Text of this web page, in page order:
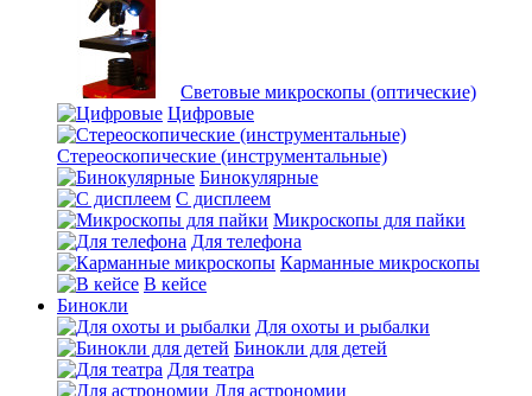
Световые микроскопы (оптические)
Цифровые
Стереоскопические (инструментальные)
Бинокулярные
С дисплеем
Микроскопы для пайки
Для телефона
Карманные микроскопы
В кейсе
Бинокли
Для охоты и рыбалки
Бинокли для детей
Для театра
Для астрономии